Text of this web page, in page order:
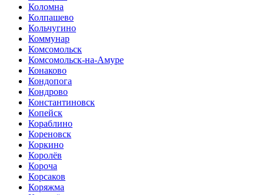
Коломна
Колпашево
Кольчугино
Коммунар
Комсомольск
Комсомольск-на-Амуре
Конаково
Кондопога
Кондрово
Константиновск
Копейск
Кораблино
Кореновск
Коркино
Королёв
Короча
Корсаков
Коряжма